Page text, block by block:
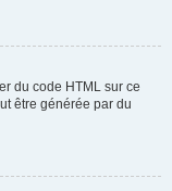
du code HTML sur ce
être générée par du